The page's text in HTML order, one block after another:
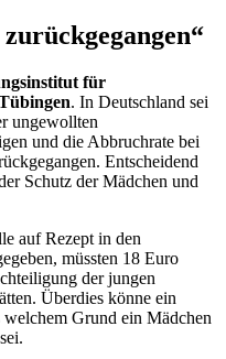
für
. In Deutschland sei
ungewollten
und die Abbruchrate bei
Entscheidend
Schutz der Mädchen und
auf Rezept in den
müssten 18 Euro
der jungen
Überdies könne ein
Grund ein Mädchen